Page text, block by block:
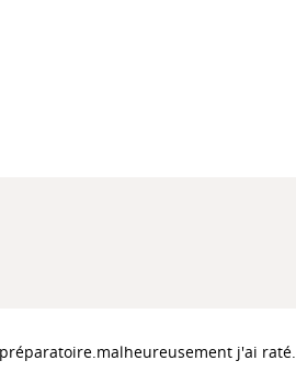
j'ai raté.